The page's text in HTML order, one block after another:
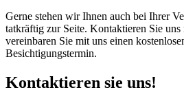
Gerne stehen wir Ihnen auch bei Ihrer
tatkräftig zur Seite. Kontaktieren Sie uns
vereinbaren Sie mit uns einen
Besichtigungstermin.
Kontaktieren sie uns!